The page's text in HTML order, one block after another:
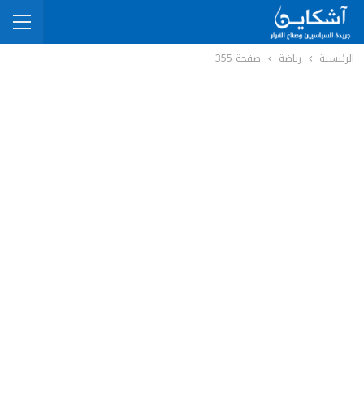
الرئيسية رياضة صفحة 355